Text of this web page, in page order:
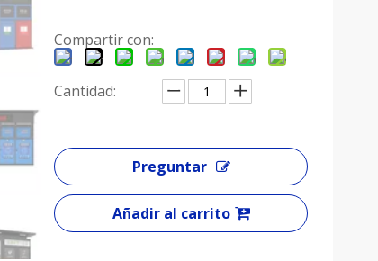
Compartir con:
Cantidad:
Preguntar
Añadir al carrito